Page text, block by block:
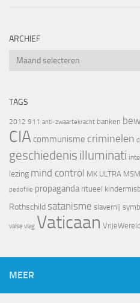
ARCHIEF
Archief
TAGS
2012 911 anti-zwaartekracht banken
CIA communisme criminelen
geschiedenis illuminati
lezing mind control MK ULTRA MSM
pedofilie propaganda ritueel
Rothschild satanisme slavernij
valse vlag Vaticaan
MEER